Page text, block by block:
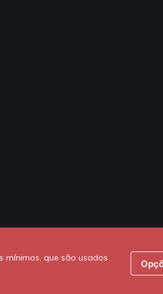
mínimos, que são usados